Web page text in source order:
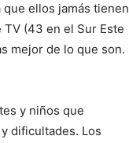
ellos jamás tienen
(43 en el Sur Este
mejor de lo que son.
y niños que
dificultades. Los